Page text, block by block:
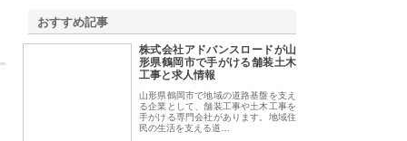
おすすめ記事
株式会社アドバンスロードが山
形県鶴岡市で手がける舗装土木
工事と求人情報
山形県鶴岡市で地域の道路基盤を支え
る企業として、舗装工事や土木工事を
手がける専門会社があります。地域住
民の生活を支える道…